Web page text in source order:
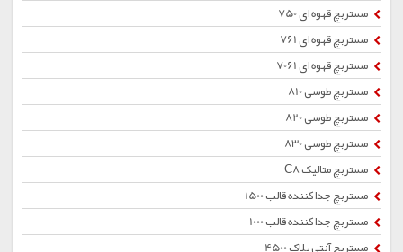
مستربچ قهوه ای 750
مستربچ قهوه ای 761
مستربچ قهوه ای 7061
مستربچ طوسی 810
مستربچ طوسی 820
مستربچ طوسی 830
مستربچ متالیک C8
مستربچ جداکننده قالب 1500
مستربچ جداکننده قالب 1000